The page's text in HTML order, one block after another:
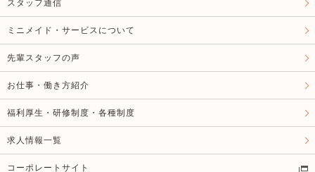
スタッフ通信
ミニメイド・サービスについて
先輩スタッフの声
お仕事・働き方紹介
福利厚生・研修制度・各種制度
求人情報一覧
コーポレートサイト